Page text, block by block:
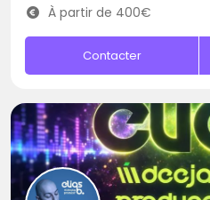
À partir de 400€
Contacter